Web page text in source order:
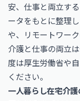
安、仕事と両立す
ータをもとに整理
や、リモートワー
介護と仕事の両立
度は厚生労働省や
ください。
一人暮らし在宅介